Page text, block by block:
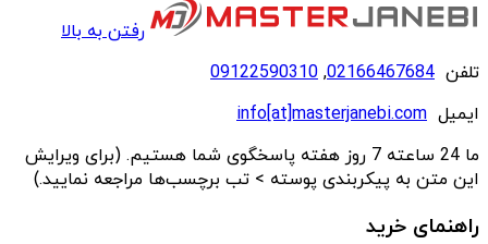
رفتن به بالا
تلفن 02166467684
,
09122590310
ایمیل info[at]masterjanebi.com
ما 24 ساعته 7 روز هفته پاسخگوی شما هستیم. (برای ویرایش
این متن به پیکربندی پوسته > تب برچسب‌ها مراجعه نمایید.)
راهنمای خرید